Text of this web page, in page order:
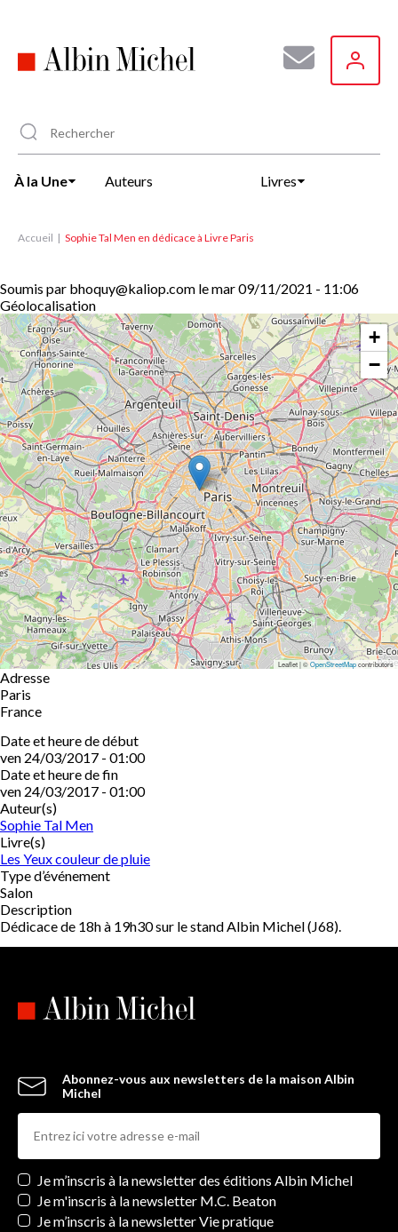
principal
À la Une Auteurs Livres
Accueil Sophie Tal Men en dédicace à Livre Paris
Soumis par bhoquy@kaliop.com lemar 09/11/2021 - 11:06
Géolocalisation
+
−
Leaflet | ©OpenStreetMapcontributors
Adresse
Paris
France
Date et heure de début
ven 24/03/2017 - 01:00
Date et heure de fin
ven 24/03/2017 - 01:00
Auteur(s)
Sophie Tal Men
Livre(s)
Les Yeux couleur de pluie
Type d’événement
Salon
Description
Dédicace de 18h à 19h30 sur le stand Albin Michel (J68).
Abonnez-vous aux newsletters de la maison Albin
Michel
Newsletters
Je m’inscris à la newsletter des éditions Albin Michel
Je m'inscris à la newsletter M.C. Beaton
Je m’inscris à la newsletter Vie pratique